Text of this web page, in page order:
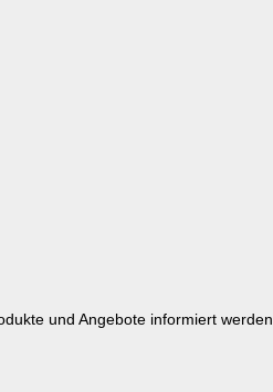
und Angebote informiert werden.